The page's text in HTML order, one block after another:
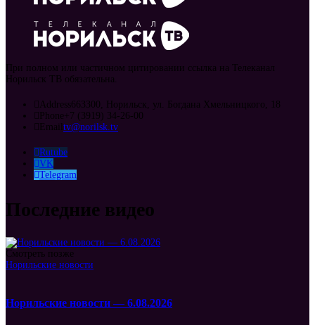
При полном или частичном цитировании ссылка на Телеканал
Норильск ТВ обязательна.
Address663300, Норильск, ул. Богдана Хмельницкого, 18
Phone +7 (3919) 34-26-00
Emailtv@norilsk.tv
Rutube
VK
Telegram
Последние видео
Смотреть позже
Норильские новости
Норильские новости — 6.08.2026